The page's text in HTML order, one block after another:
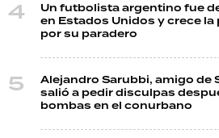
Un futbolista argentino fue
en Estados Unidos y crece
por su paradero
Alejandro Sarubbi, amigo de
salió a pedir disculpas
bombas en el conurbano